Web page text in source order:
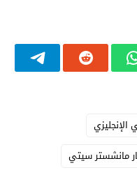
مانشستر سيتي